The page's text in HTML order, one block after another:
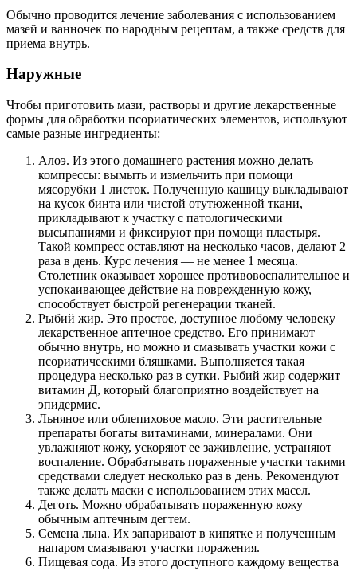
Обычно проводится лечение заболевания с использованием
мазей и ванночек по народным рецептам, а также средств для
приема внутрь.
Наружные
Чтобы приготовить мази, растворы и другие лекарственные
формы для обработки псориатических элементов, используют
самые разные ингредиенты:
Алоэ. Из этого домашнего растения можно делать
компрессы: вымыть и измельчить при помощи
мясорубки 1 листок. Полученную кашицу выкладывают
на кусок бинта или чистой отутюженной ткани,
прикладывают к участку с патологическими
высыпаниями и фиксируют при помощи пластыря.
Такой компресс оставляют на несколько часов, делают 2
раза в день. Курс лечения — не менее 1 месяца.
Столетник оказывает хорошее противовоспалительное и
успокаивающее действие на поврежденную кожу,
способствует быстрой регенерации тканей.
Рыбий жир. Это простое, доступное любому человеку
лекарственное аптечное средство. Его принимают
обычно внутрь, но можно и смазывать участки кожи с
псориатическими бляшками. Выполняется такая
процедура несколько раз в сутки. Рыбий жир содержит
витамин Д, который благоприятно воздействует на
эпидермис.
Льняное или облепиховое масло. Эти растительные
препараты богаты витаминами, минералами. Они
увлажняют кожу, ускоряют ее заживление, устраняют
воспаление. Обрабатывать пораженные участки такими
средствами следует несколько раз в день. Рекомендуют
также делать маски с использованием этих масел.
Деготь. Можно обрабатывать пораженную кожу
обычным аптечным дегтем.
Семена льна. Их запаривают в кипятке и полученным
напаром смазывают участки поражения.
Пищевая сода. Из этого доступного каждому вещества